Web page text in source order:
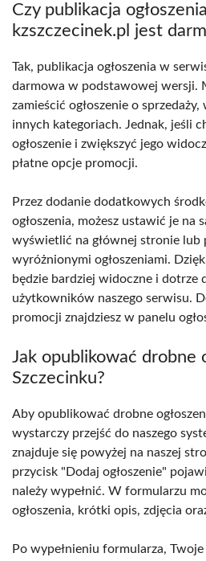
Czy publikacja
kzszczecinek.pl jest
Tak, publikacja ogłoszenia w
darmowa w podstawowej wersji.
zamieścić ogłoszenie o
innych kategoriach. Jednak, jeśli
ogłoszenie i zwiększyć jego
płatne opcje promocji.
Przez dodanie dodatkowych
ogłoszenia, możesz ustawić je na
wyświetlić na głównej stronie lub
wyróżnionymi ogłoszeniami.
będzie bardziej widoczne i dotrze
użytkowników naszego serwisu.
promocji znajdziesz w panelu
Jak opublikować drobne
Szczecinku?
Aby opublikować drobne
wystarczy przejść do naszego
znajduje się powyżej na naszej
przycisk "Dodaj ogłoszenie"
należy wypełnić. W formularzu
ogłoszenia, krótki opis, zdjęcia
Po wypełnieniu formularza, Twoje